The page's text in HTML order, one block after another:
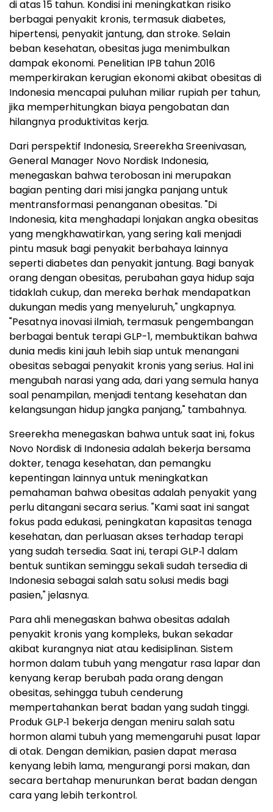
di atas 15 tahun. Kondisi ini meningkatkan risiko
berbagai penyakit kronis, termasuk diabetes,
hipertensi, penyakit jantung, dan stroke. Selain
beban kesehatan, obesitas juga menimbulkan
dampak ekonomi. Penelitian IPB tahun 2016
memperkirakan kerugian ekonomi akibat obesitas di
Indonesia mencapai puluhan miliar rupiah per tahun,
jika memperhitungkan biaya pengobatan dan
hilangnya produktivitas kerja.
Dari perspektif Indonesia, Sreerekha Sreenivasan,
General Manager Novo Nordisk Indonesia,
menegaskan bahwa terobosan ini merupakan
bagian penting dari misi jangka panjang untuk
mentransformasi penanganan obesitas. "Di
Indonesia, kita menghadapi lonjakan angka obesitas
yang mengkhawatirkan, yang sering kali menjadi
pintu masuk bagi penyakit berbahaya lainnya
seperti diabetes dan penyakit jantung. Bagi banyak
orang dengan obesitas, perubahan gaya hidup saja
tidaklah cukup, dan mereka berhak mendapatkan
dukungan medis yang menyeluruh," ungkapnya.
"Pesatnya inovasi ilmiah, termasuk pengembangan
berbagai bentuk terapi GLP-1, membuktikan bahwa
dunia medis kini jauh lebih siap untuk menangani
obesitas sebagai penyakit kronis yang serius. Hal ini
mengubah narasi yang ada, dari yang semula hanya
soal penampilan, menjadi tentang kesehatan dan
kelangsungan hidup jangka panjang," tambahnya.
Sreerekha menegaskan bahwa untuk saat ini, fokus
Novo Nordisk di Indonesia adalah bekerja bersama
dokter, tenaga kesehatan, dan pemangku
kepentingan lainnya untuk meningkatkan
pemahaman bahwa obesitas adalah penyakit yang
perlu ditangani secara serius. "Kami saat ini sangat
fokus pada edukasi, peningkatan kapasitas tenaga
kesehatan, dan perluasan akses terhadap terapi
yang sudah tersedia. Saat ini, terapi GLP‑1 dalam
bentuk suntikan seminggu sekali sudah tersedia di
Indonesia sebagai salah satu solusi medis bagi
pasien," jelasnya.
Para ahli menegaskan bahwa obesitas adalah
penyakit kronis yang kompleks, bukan sekadar
akibat kurangnya niat atau kedisiplinan. Sistem
hormon dalam tubuh yang mengatur rasa lapar dan
kenyang kerap berubah pada orang dengan
obesitas, sehingga tubuh cenderung
mempertahankan berat badan yang sudah tinggi.
Produk GLP‑1 bekerja dengan meniru salah satu
hormon alami tubuh yang memengaruhi pusat lapar
di otak. Dengan demikian, pasien dapat merasa
kenyang lebih lama, mengurangi porsi makan, dan
secara bertahap menurunkan berat badan dengan
cara yang lebih terkontrol.